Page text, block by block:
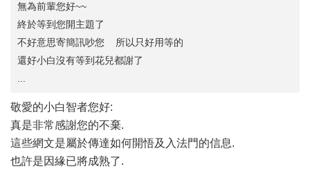
無為前輩您好~~
終於等到您開主題了
不好意思寄簡訊吵您 所以只好用等的
還好小白沒有等到花兒都謝了
敬愛的小白智者您好:
真是非常感謝您的不棄.
這些網文是屬於傳達如何開悟及入法門的信息.
也許是因緣已將成熟了.